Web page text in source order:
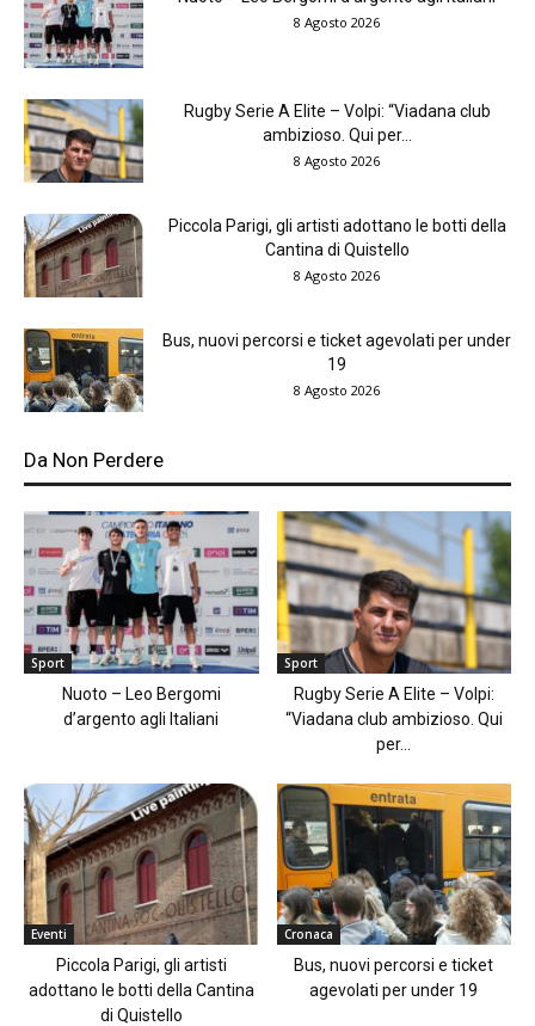
8 Agosto 2026
Rugby Serie A Elite – Volpi: “Viadana club
ambizioso. Qui per...
8 Agosto 2026
Piccola Parigi, gli artisti adottano le botti della
Cantina di Quistello
8 Agosto 2026
Bus, nuovi percorsi e ticket agevolati per under
19
8 Agosto 2026
Da Non Perdere
Sport
Nuoto – Leo Bergomi
d’argento agli Italiani
Sport
Rugby Serie A Elite – Volpi:
“Viadana club ambizioso. Qui
per...
Eventi
Piccola Parigi, gli artisti
adottano le botti della Cantina
di Quistello
Cronaca
Bus, nuovi percorsi e ticket
agevolati per under 19